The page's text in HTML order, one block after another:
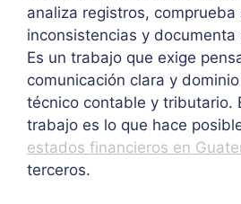
analiza registros,
inconsistencias y documenta
Es un trabajo que exige
comunicación clara y
técnico contable y tributario.
trabajo es lo que hace
estados financieros en
terceros.